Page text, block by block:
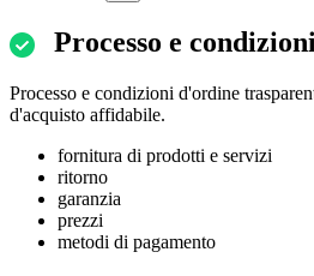
Processo e
Processo e condizioni d'ordine
d'acquisto affidabile.
fornitura di prodotti e servizi
ritorno
garanzia
prezzi
metodi di pagamento